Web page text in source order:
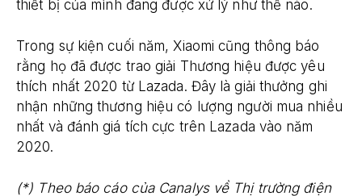
thiết bị của mình đang được xử lý như thế nào.
Trong sự kiện cuối năm, Xiaomi cũng thông báo
rằng họ đã được trao giải Thương hiệu được yêu
thích nhất 2020 từ Lazada. Đây là giải thưởng ghi
nhận những thương hiệu có lượng người mua nhiều
nhất và đánh giá tích cực trên Lazada vào năm
2020.
(*) Theo báo cáo của Canalys về Thị trường điện